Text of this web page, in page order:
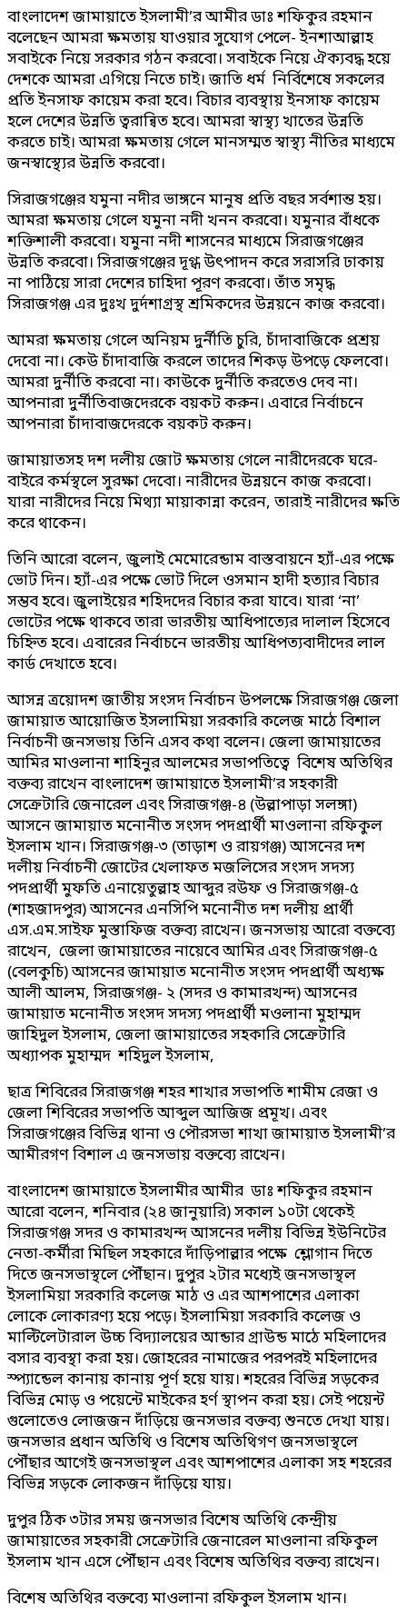
বাংলাদেশ জামায়াতে ইসলামী’র আমীর ডাঃ শফিকুর রহমান
বলেছেন আমরা ক্ষমতায় যাওয়ার সুযোগ পেলে- ইনশাআল্লাহ
সবাইকে নিয়ে সরকার গঠন করবো। সবাইকে নিয়ে ঐক্যবদ্ধ হয়ে
দেশকে আমরা এগিয়ে নিতে চাই। জাতি ধর্ম নির্বিশেষে সকলের
প্রতি ইনসাফ কায়েম করা হবে। বিচার ব্যবস্থায় ইনসাফ কায়েম
হলে দেশের উন্নতি ত্বরান্বিত হবে। আমরা স্বাস্থ্য খাতের উন্নতি
করতে চাই। আমরা ক্ষমতায় গেলে মানসম্মত স্বাস্থ্য নীতির মাধ্যমে
জনস্বাস্থ্যের উন্নতি করবো।
সিরাজগঞ্জের যমুনা নদীর ভাঙ্গনে মানুষ প্রতি বছর সর্বশান্ত হয়।
আমরা ক্ষমতায় গেলে যমুনা নদী খনন করবো। যমুনার বাঁধকে
শক্তিশালী করবো। যমুনা নদী শাসনের মাধ্যমে সিরাজগঞ্জের
উন্নতি করবো। সিরাজগঞ্জের দূগ্ধ উৎপাদন করে সরাসরি ঢাকায়
না পাঠিয়ে সারা দেশের চাহিদা পূরণ করবো। তাঁত সমৃদ্ধ
সিরাজগঞ্জ এর দুঃখ দুর্দশাগ্রস্থ শ্রমিকদের উন্নয়নে কাজ করবো।
আমরা ক্ষমতায় গেলে অনিয়ম দুর্নীতি চুরি, চাঁদাবাজিকে প্রশ্রয়
দেবো না। কেউ চাঁদাবাজি করলে তাদের শিকড় উপড়ে ফেলবো।
আমরা দুর্নীতি করবো না। কাউকে দুর্নীতি করতেও দেব না।
আপনারা দুর্নীতিবাজদেরকে বয়কট করুন। এবারে নির্বাচনে
আপনারা চাঁদাবাজদেরকে বয়কট করুন।
জামায়াতসহ দশ দলীয় জোট ক্ষমতায় গেলে নারীদেরকে ঘরে-
বাইরে কর্মস্থলে সুরক্ষা দেবো। নারীদের উন্নয়নে কাজ করবো।
যারা নারীদের নিয়ে মিথ্যা মায়াকান্না করেন, তারাই নারীদের ক্ষতি
করে থাকেন।
তিনি আরো বলেন, জুলাই মেমোরেন্ডাম বাস্তবায়নে হ্যাঁ-এর পক্ষে
ভোট দিন। হ্যাঁ-এর পক্ষে ভোট দিলে ওসমান হাদী হত্যার বিচার
সম্ভব হবে। জুলাইয়ের শহিদদের বিচার করা যাবে। যারা ‘না’
ভোটের পক্ষে থাকবে তারা ভারতীয় আধিপাত্যের দালাল হিসেবে
চিহ্নিত হবে। এবারের নির্বাচনে ভারতীয় আধিপত্যবাদীদের লাল
কার্ড দেখাতে হবে।
আসন্ন ত্রয়োদশ জাতীয় সংসদ নির্বাচন উপলক্ষে সিরাজগঞ্জ জেলা
জামায়াত আয়োজিত ইসলামিয়া সরকারি কলেজ মাঠে বিশাল
নির্বাচনী জনসভায় তিনি এসব কথা বলেন। জেলা জামায়াতের
আমির মাওলানা শাহিনুর আলমের সভাপতিত্বে বিশেষ অতিথির
বক্তব্য রাখেন বাংলাদেশ জামায়াতে ইসলামী’র সহকারী
সেক্রেটারি জেনারেল এবং সিরাজগঞ্জ-৪ (উল্লাপাড়া সলঙ্গা)
আসনে জামায়াত মনোনীত সংসদ পদপ্রার্থী মাওলানা রফিকুল
ইসলাম খান। সিরাজগঞ্জ-৩ (তাড়াশ ও রায়গঞ্জ) আসনের দশ
দলীয় নির্বাচনী জোটের খেলাফত মজলিসের সংসদ সদস্য
পদপ্রার্থী মুফতি এনায়েতুল্লাহ আব্দুর রউফ ও সিরাজগঞ্জ-৫
(শাহজাদপুর) আসনের এনসিপি মনোনীত দশ দলীয় প্রার্থী
এস.এম.সাইফ মুস্তাফিজ বক্তব্য রাখেন। জনসভায় আরো বক্তব্যে
রাখেন, জেলা জামায়াতের নায়েবে আমির এবং সিরাজগঞ্জ-৫
(বেলকুচি) আসনের জামায়াত মনোনীত সংসদ পদপ্রার্থী অধ্যক্ষ
আলী আলম, সিরাজগঞ্জ- ২ (সদর ও কামারখন্দ) আসনের
জামায়াত মনোনীত সংসদ সদস্য পদপ্রার্থী মওলানা মুহাম্মদ
জাহিদুল ইসলাম, জেলা জামায়াতের সহকারি সেক্রেটারি
অধ্যাপক মুহাম্মদ শহিদুল ইসলাম,
ছাত্র শিবিরের সিরাজগঞ্জ শহর শাখার সভাপতি শামীম রেজা ও
জেলা শিবিরের সভাপতি আব্দুল আজিজ প্রমূখ। এবং
সিরাজগঞ্জের বিভিন্ন থানা ও পৌরসভা শাখা জামায়াত ইসলামী’র
আমীরগণ বিশাল এ জনসভায় বক্তব্যে রাখেন।
বাংলাদেশ জামায়াতে ইসলামীর আমীর ডাঃ শফিকুর রহমান
আরো বলেন, শনিবার (২৪ জানুয়ারি) সকাল ১০টা থেকেই
সিরাজগঞ্জ সদর ও কামারখন্দ আসনের দলীয় বিভিন্ন ইউনিটের
নেতা-কর্মীরা মিছিল সহকারে দাঁড়িপাল্লার পক্ষে শ্লোগান দিতে
দিতে জনসভাস্থলে পৌঁছান। দুপুর ২টার মধ্যেই জনসভাস্থল
ইসলামিয়া সরকারি কলেজ মাঠ ও এর আশপাশের এলাকা
লোকে লোকারণ্য হয়ে পড়ে। ইসলামিয়া সরকারি কলেজ ও
মাল্টিলেটারাল উচ্চ বিদ্যালয়ের আন্ডার গ্রাউন্ড মাঠে মহিলাদের
বসার ব্যবস্থা করা হয়। জোহরের নামাজের পরপরই মহিলাদের
স্প্যান্ডেল কানায় কানায় পূর্ণ হয়ে যায়। শহরের বিভিন্ন সড়কের
বিভিন্ন মোড় ও পয়েন্টে মাইকের হর্ণ স্থাপন করা হয়। সেই পয়েন্ট
গুলোতেও লোজজন দাঁড়িয়ে জনসভার বক্তব্য শুনতে দেখা যায়।
জনসভার প্রধান অতিথি ও বিশেষ অতিথিগণ জনসভাস্থলে
পৌঁছার আগেই জনসভাস্থল এবং আশপাশের এলাকা সহ শহরের
বিভিন্ন সড়কে লোকজন দাঁড়িয়ে যায়।
দুপুর ঠিক ৩টার সময় জনসভার বিশেষ অতিথি কেন্দ্রীয়
জামায়াতের সহকারী সেক্রেটারি জেনারেল মাওলানা রফিকুল
ইসলাম খান এসে পৌঁছান এবং বিশেষ অতিথির বক্তব্য রাখেন।
বিশেষ অতিথির বক্তব্যে মাওলানা রফিকুল ইসলাম খান।